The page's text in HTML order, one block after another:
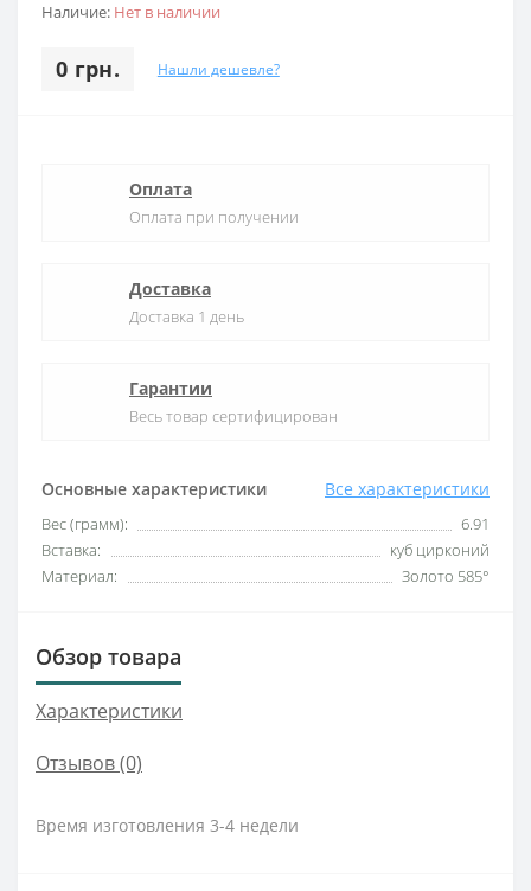
Наличие: Нет в наличии
0 грн. Нашли дешевле?
Основные характеристики Все характеристики
Вес (грамм):
6.91
Вставка:
куб цирконий
Материал:
Золото 585°
Оплата
Оплата при получении
Доставка
Доставка 1 день
Гарантии
Весь товар сертифицирован
Обзор товара
Характеристики
Отзывов (0)
Время изготовления 3-4 недели